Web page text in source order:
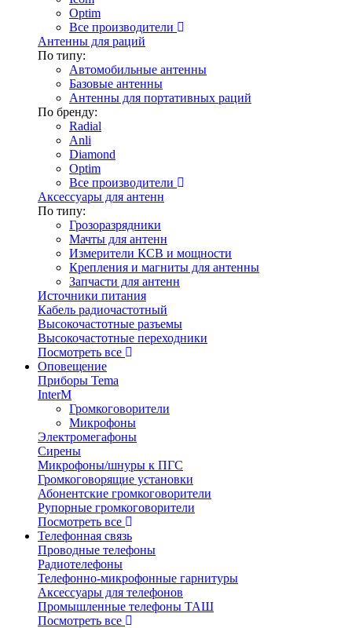
Optim
Все производители
Антенны для раций
По типу:
Автомобильные антенны
Базовые антенны
Антенны для портативных раций
По бренду:
Radial
Anli
Diamond
Optim
Все производители
Аксессуары для антенн
По типу:
Грозоразрядники
Мачты для антенн
Измерители КСВ и мощности
Крепления и магниты для антенны
Запчасти для антенн
Источники питания
Кабель радиочастотный
Высокочастотные разъемы
Высокочастотные переходники
Посмотреть все
Оповещение
Приборы Tema
InterM
Громкоговорители
Микрофоны
Электромегафоны
Сирены
Микрофоны/шнуры к ПГС
Громкоговорящие установки
Абонентские громкоговорители
Рупорные громкоговорители
Посмотреть все
Телефонная связь
Проводные телефоны
Радиотелефоны
Телефонно-микрофонные гарнитуры
Аксессуары для телефонов
Промышленные телефоны ТАШ
Посмотреть все